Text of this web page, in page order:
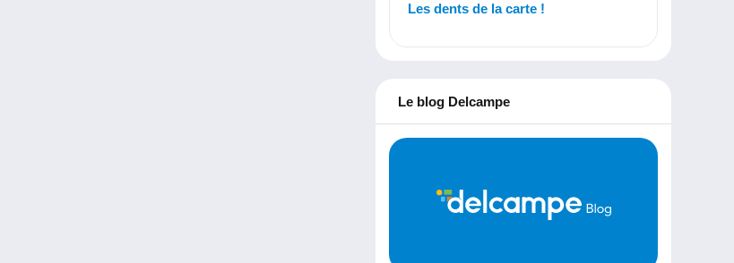
Les dents de la carte !
Le blog Delcampe